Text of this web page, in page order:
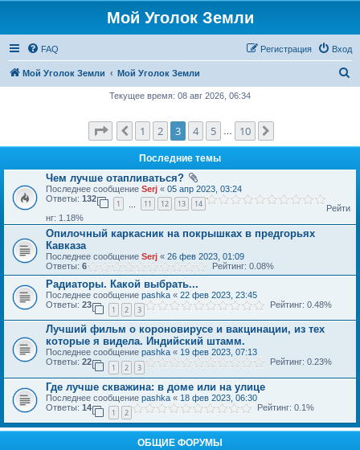
Мой Уголок Земли
FAQ Вход
Регистрация
Мой Уголок Земли Мой Уголок Земли
к
Текущее время: 08 авг 2026, 06:34
Страница3 из10
Пред.
1 2 3 4 5 10
Последние темы
Чем лучше отапливаться?
Последнее сообщение Serj « 05 апр 2023, 03:24
Ответы: 132
1 11 12 13 14
Рейти
нг: 1.18%
Опилочный каркасник на покрышках в предгорьях
Кавказа
Последнее сообщение Serj « 26 фев 2023, 01:09
Ответы: 6 Рейтинг: 0.08%
Радиаторы. Какой выбрать...
Последнее сообщение pashka « 22 фев 2023, 23:45
Ответы: 23
1 2 3
Рейтинг: 0.48%
Лучший фильм о короновирусе и вакцинации, из тех
которые я видела. Индийский штамм.
Последнее сообщение pashka « 19 фев 2023, 07:13
Ответы: 22
1 2 3
Рейтинг: 0.23%
Где лучше скважина: в доме или на улице
Последнее сообщение pashka « 18 фев 2023, 06:30
Ответы: 14
1 2
Рейтинг: 0.1%
ОБЩИЕ ФОРУМЫ